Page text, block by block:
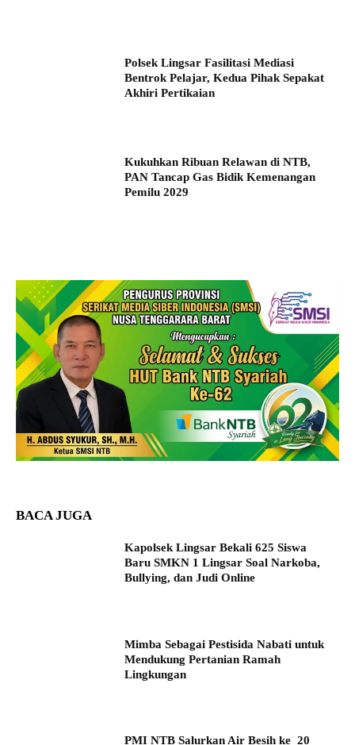
Polsek Lingsar Fasilitasi Mediasi
Bentrok Pelajar, Kedua Pihak Sepakat
Akhiri Pertikaian
Kukuhkan Ribuan Relawan di NTB,
PAN Tancap Gas Bidik Kemenangan
Pemilu 2029
BACA JUGA
Kapolsek Lingsar Bekali 625 Siswa
Baru SMKN 1 Lingsar Soal Narkoba,
Bullying, dan Judi Online
Mimba Sebagai Pestisida Nabati untuk
Mendukung Pertanian Ramah
Lingkungan
PMI NTB Salurkan Air Besih ke 20